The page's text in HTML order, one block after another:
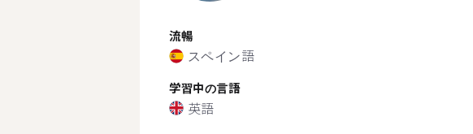
流暢
スペイン語
学習中の言語
英語